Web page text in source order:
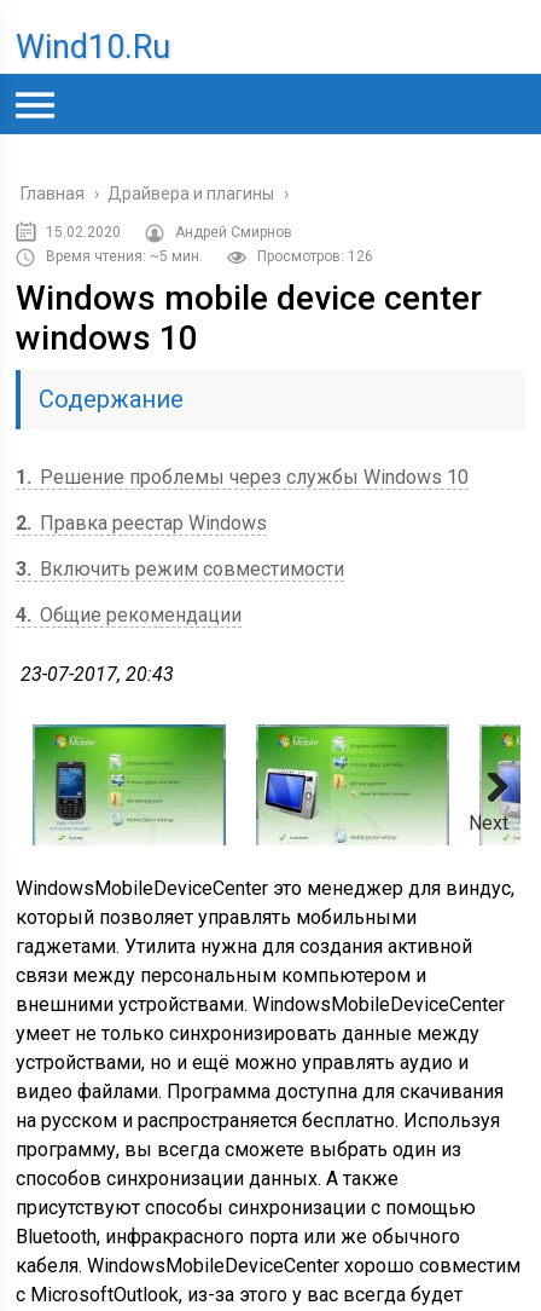
Wind10.ru
Главная › Драйвера и плагины ›
15.02.2020
Андрей Смирнов
Время чтения: ~5 мин.
Просмотров: 126
Windows mobile device center
windows 10
Содержание
1
Решение проблемы через службы Windows 10
2
Правка реестар Windows
3
Включить режим совместимости
4 Общие рекомендации
23-07-2017, 20:43
Next
WindowsMobileDeviceCenter это менеджер для виндус,
который позволяет управлять мобильными
гаджетами. Утилита нужна для создания активной
связи между персональным компьютером и
внешними устройствами.WindowsMobileDeviceCenter
умеет не только синхронизировать данные между
устройствами, но и ещё можно управлять аудио и
видео файлами. Программа доступна для скачивания
на русском и распространяется бесплатно. Используя
программу, вы всегда сможете выбрать один из
способов синхронизации данных. А также
присутствуют способы синхронизации с помощью
Bluetooth, инфракрасного порта или же обычного
кабеля.WindowsMobileDeviceCenter хорошо совместим
с MicrosoftOutlook, из-за этого у вас всегда будет